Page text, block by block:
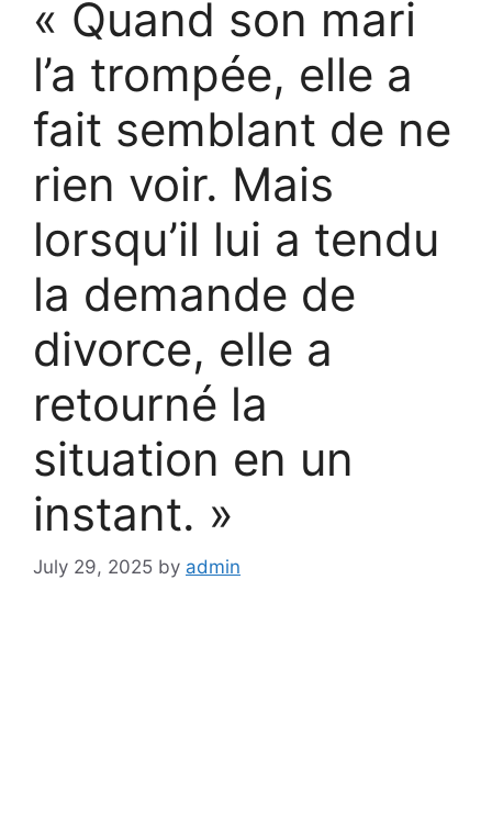
« Quand son mari
l’a trompée, elle a
fait semblant de ne
rien voir. Mais
lorsqu’il lui a tendu
la demande de
divorce, elle a
retourné la
situation en un
instant. »
July 29, 2025 by admin